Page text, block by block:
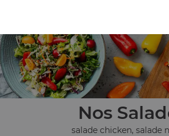
Nos
salade chicken, salade